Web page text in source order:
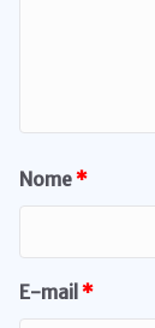
Nome*
E-mail *